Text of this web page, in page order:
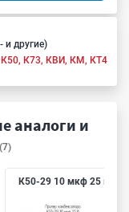
и другие)
К50, К73, КВИ, КМ, КТ4
аналоги и
(7)
К50-29 10 мкф 25 в